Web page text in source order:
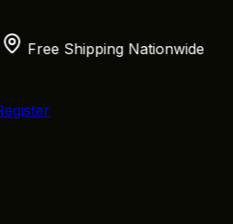
Free Shipping Nationwide